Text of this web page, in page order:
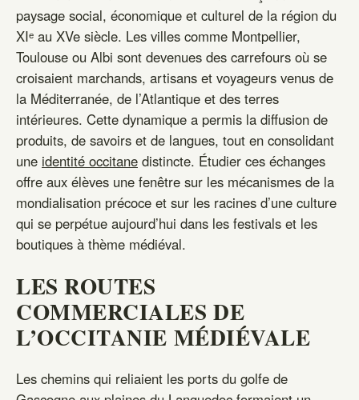
paysage social, économique et culturel de la région du
XIᵉ au XVe siècle. Les villes comme Montpellier,
Toulouse ou Albi sont devenues des carrefours où se
croisaient marchands, artisans et voyageurs venus de
la Méditerranée, de l’Atlantique et des terres
intérieures. Cette dynamique a permis la diffusion de
produits, de savoirs et de langues, tout en consolidant
une identité occitane distincte. Étudier ces échanges
offre aux élèves une fenêtre sur les mécanismes de la
mondialisation précoce et sur les racines d’une culture
qui se perpétue aujourd’hui dans les festivals et les
boutiques à thème médiéval.
LES ROUTES
COMMERCIALES DE
L’OCCITANIE MÉDIÉVALE
Les chemins qui reliaient les ports du golfe de